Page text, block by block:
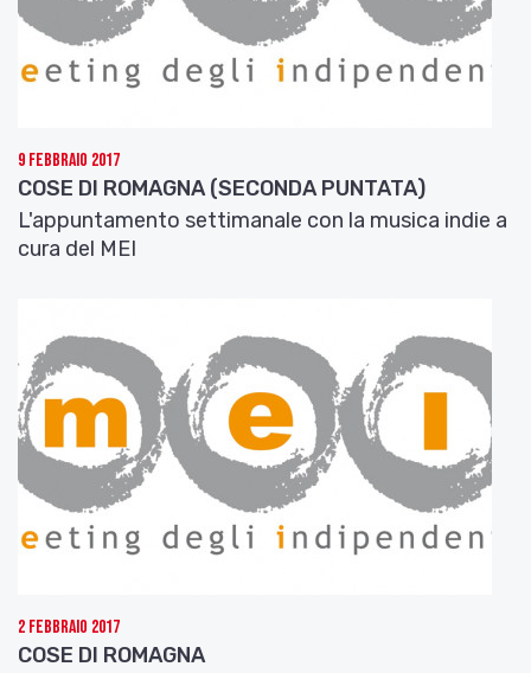
Casa base di Mquestionmark è la Mir Recording
Station, un posto tanto magico quanto rurale,
come le radici dei musicisti che vi ruotano attorno.
9 Febbraio 2017
COSE DI ROMAGNA (SECONDA PUNTATA)
L'appuntamento settimanale con la musica indie a
cura del MEI
2 Febbraio 2017
COSE DI ROMAGNA